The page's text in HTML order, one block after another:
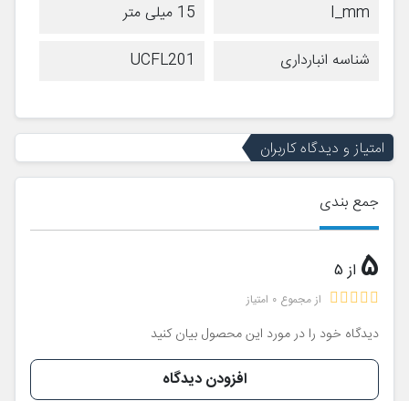
I_mm
15 میلی متر
شناسه انبارداری
UCFL201
امتیاز و دیدگاه کاربران
جمع بندی
5 از 5
از مجموع 0 امتیاز
دیدگاه خود را در مورد این محصول بیان کنید
افزودن دیدگاه